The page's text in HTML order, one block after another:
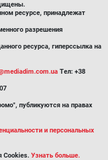
ресурсе, принадлежат
разрешения
ресурса, гиперссылка на
Тел: +38
публикуются на правах
и персональных
Cookies. Узнать больше.